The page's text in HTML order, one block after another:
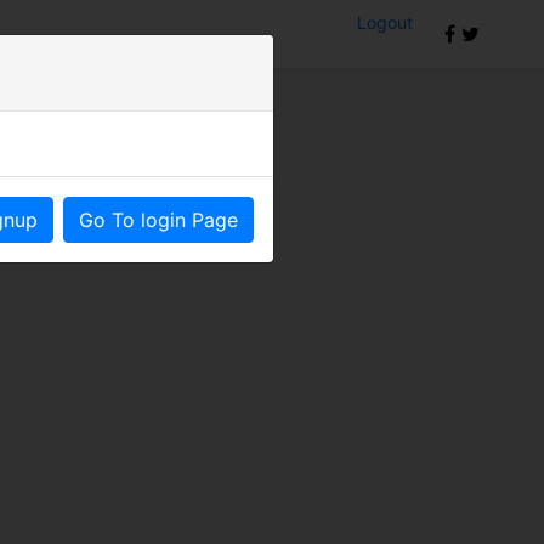
Logout
Go To login Page